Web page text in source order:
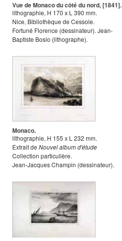
Vue de Monaco du côté du nord, [1841].
lithographie, H 170 x L 390 mm.
Nice, Bibliothèque de Cessole.
Fortuné Florence (dessinateur). Jean-
Baptiste Bosio (lithographe).
Monaco.
lithographie, H 155 x L 232 mm.
Extrait de Nouvel album d'étude
Collection particulière.
Jean-Jacques Champin (dessinateur).